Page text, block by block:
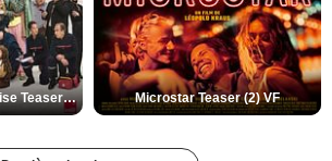
De la Comédie-Française Teaser (3) VF Microstar Teaser (2) VF